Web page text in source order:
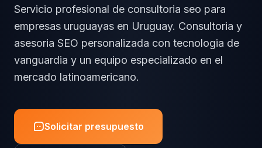
Servicio profesional de consultoria seo para
empresas uruguayas en Uruguay. Consultoria y
asesoria SEO personalizada con tecnologia de
vanguardia y un equipo especializado en el
mercado latinoamericano.
Solicitar presupuesto